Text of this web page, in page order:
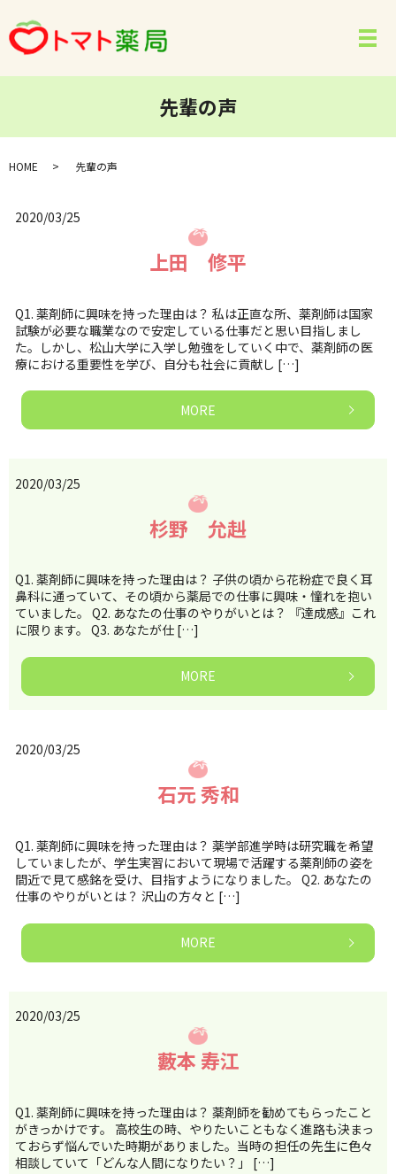
メ
先輩の声
HOME 先輩の声
2020/03/25
上田 修平
Q1. 薬剤師に興味を持った理由は？ 私は正直な所、薬剤師は国家
試験が必要な職業なので安定している仕事だと思い目指しまし
た。しかし、松山大学に入学し勉強をしていく中で、薬剤師の医
療における重要性を学び、自分も社会に貢献し […]
MORE
2020/03/25
杉野 允赳
Q1. 薬剤師に興味を持った理由は？ 子供の頃から花粉症で良く耳
鼻科に通っていて、その頃から薬局での仕事に興味・憧れを抱い
ていました。 Q2. あなたの仕事のやりがいとは？ 『達成感』これ
に限ります。 Q3. あなたが仕 […]
MORE
2020/03/25
石元 秀和
Q1. 薬剤師に興味を持った理由は？ 薬学部進学時は研究職を希望
していましたが、学生実習において現場で活躍する薬剤師の姿を
間近で見て感銘を受け、目指すようになりました。 Q2. あなたの
仕事のやりがいとは？ 沢山の方々と […]
MORE
2020/03/25
藪本 寿江
Q1. 薬剤師に興味を持った理由は？ 薬剤師を勧めてもらったこと
がきっかけです。 高校生の時、やりたいこともなく進路も決まっ
ておらず悩んでいた時期がありました。当時の担任の先生に色々
相談していて「どんな人間になりたい？」 […]